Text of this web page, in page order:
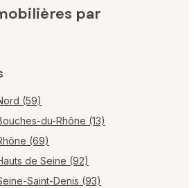
par
(59)
du-Rhône (13)
(69)
de Seine (92)
Saint-Denis (93)